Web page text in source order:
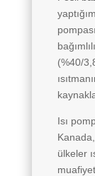
(%40/
Isı
ülkeler